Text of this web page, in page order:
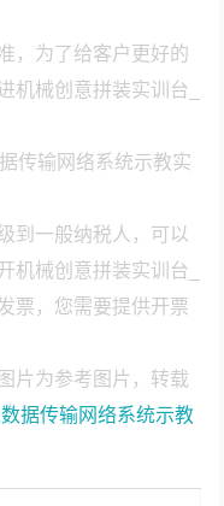
，为了给客户更好的
机械创意拼装实训台_
传输网络系统示教实
到一般纳税人，可以
机械创意拼装实训台_
票，您需要提供开票
片为参考图片，转载
据传输网络系统示教